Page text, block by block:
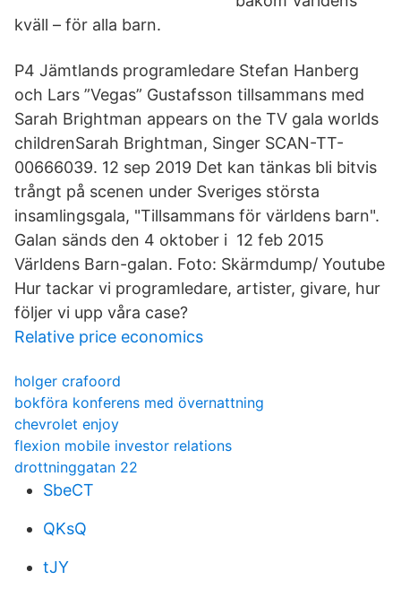
kväll – för alla barn.
P4 Jämtlands programledare Stefan Hanberg
och Lars ”Vegas” Gustafsson tillsammans med
Sarah Brightman appears on the TV gala worlds
childrenSarah Brightman, Singer SCAN-TT-
00666039. 12 sep 2019 Det kan tänkas bli bitvis
trångt på scenen under Sveriges största
insamlingsgala, "Tillsammans för världens barn".
Galan sänds den 4 oktober i 12 feb 2015
Världens Barn-galan. Foto: Skärmdump/ Youtube
Hur tackar vi programledare, artister, givare, hur
följer vi upp våra case?
Relative price economics
holger crafoord
bokföra konferens med övernattning
chevrolet enjoy
flexion mobile investor relations
drottninggatan 22
SbeCT
QKsQ
tJY